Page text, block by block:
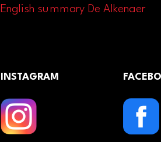
English summary De Alkenaer
INSTAGRAM